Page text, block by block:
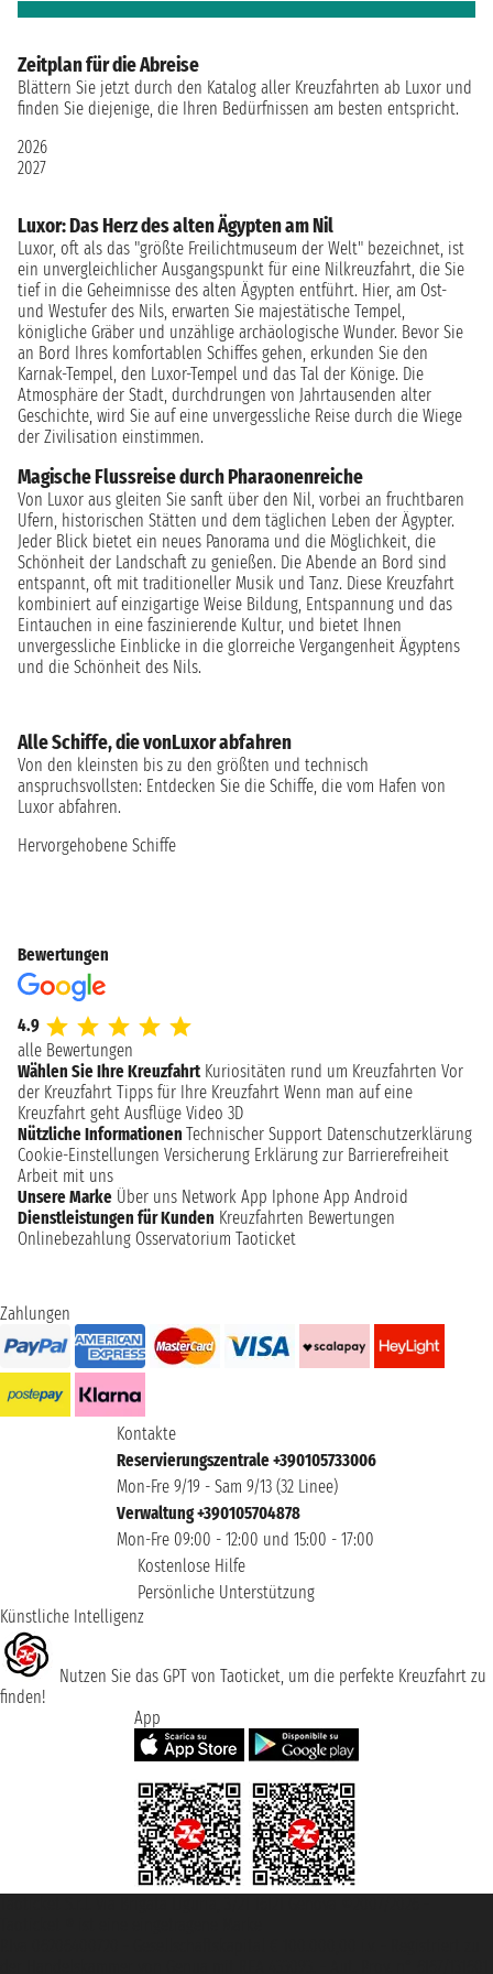
Zeitplan für die Abreise
Blättern Sie jetzt durch den Katalog aller Kreuzfahrten ab Luxor und
finden Sie diejenige, die Ihren Bedürfnissen am besten entspricht.
2026
2027
Luxor: Das Herz des alten Ägypten am Nil
Luxor, oft als das "größte Freilichtmuseum der Welt" bezeichnet, ist
ein unvergleichlicher Ausgangspunkt für eine Nilkreuzfahrt, die Sie
tief in die Geheimnisse des alten Ägypten entführt. Hier, am Ost-
und Westufer des Nils, erwarten Sie majestätische Tempel,
königliche Gräber und unzählige archäologische Wunder. Bevor Sie
an Bord Ihres komfortablen Schiffes gehen, erkunden Sie den
Karnak-Tempel, den Luxor-Tempel und das Tal der Könige. Die
Atmosphäre der Stadt, durchdrungen von Jahrtausenden alter
Geschichte, wird Sie auf eine unvergessliche Reise durch die Wiege
der Zivilisation einstimmen.
Magische Flussreise durch Pharaonenreiche
Von Luxor aus gleiten Sie sanft über den Nil, vorbei an fruchtbaren
Ufern, historischen Stätten und dem täglichen Leben der Ägypter.
Jeder Blick bietet ein neues Panorama und die Möglichkeit, die
Schönheit der Landschaft zu genießen. Die Abende an Bord sind
entspannt, oft mit traditioneller Musik und Tanz. Diese Kreuzfahrt
kombiniert auf einzigartige Weise Bildung, Entspannung und das
Eintauchen in eine faszinierende Kultur, und bietet Ihnen
unvergessliche Einblicke in die glorreiche Vergangenheit Ägyptens
und die Schönheit des Nils.
Alle Schiffe, die vonLuxor abfahren
Von den kleinsten bis zu den größten und technisch
anspruchsvollsten: Entdecken Sie die Schiffe, die vom Hafen von
Luxor abfahren.
Hervorgehobene Schiffe
Bewertungen
4.9
alle Bewertungen
Wählen Sie Ihre Kreuzfahrt Kuriositäten rund um Kreuzfahrten Vor
der Kreuzfahrt Tipps für Ihre Kreuzfahrt Wenn man auf eine
Kreuzfahrt geht Ausflüge Video 3D
Nützliche Informationen Technischer Support Datenschutzerklärung
Cookie-Einstellungen Versicherung Erklärung zur Barrierefreiheit
Arbeit mit uns
Unsere Marke Über uns Network App Iphone App Android
Dienstleistungen für Kunden Kreuzfahrten Bewertungen
Onlinebezahlung Osservatorium Taoticket
Zahlungen
Kontakte
Reservierungszentrale +390105733006
Mon-Fre 9/19 - Sam 9/13 (32 Linee)
Verwaltung +390105704878
Mon-Fre 09:00 - 12:00 und 15:00 - 17:00
Kostenlose Hilfe
Persönliche Unterstützung
Künstliche Intelligenz
Nutzen Sie das GPT von Taoticket, um die perfekte Kreuzfahrt zu
finden!
App